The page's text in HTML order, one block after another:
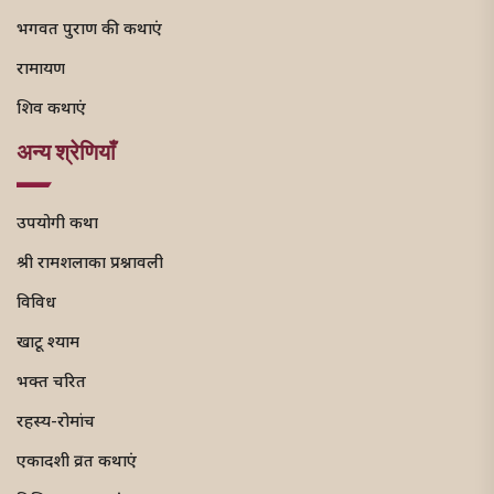
भगवत पुराण की कथाएं
रामायण
शिव कथाएं
अन्य श्रेणियाँ
उपयोगी कथा
श्री रामशलाका प्रश्नावली
विविध
खाटू श्याम
भक्त चरित
रहस्य-रोमांच
एकादशी व्रत कथाएं